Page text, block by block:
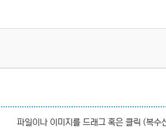
파일이나 이미지를 드래그 혹은 클릭 (복수